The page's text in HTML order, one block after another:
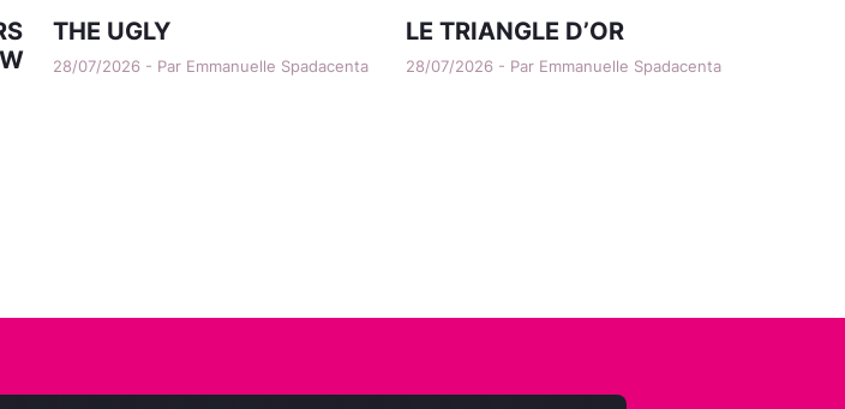
THE UGLY
28/07/2026 - Par Emmanuelle Spadacenta
LE TRIANGLE D’OR
28/07/2026 - Par Emmanuelle Spadacenta